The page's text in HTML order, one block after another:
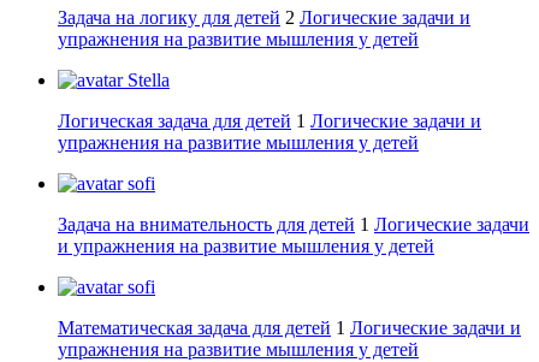
Задача на логику для детей 2 Логические задачи и
упражнения на развитие мышления у детей
Stella
Логическая задача для детей 1 Логические задачи и
упражнения на развитие мышления у детей
sofi
Задача на внимательность для детей 1 Логические задачи
и упражнения на развитие мышления у детей
sofi
Математическая задача для детей 1 Логические задачи и
упражнения на развитие мышления у детей